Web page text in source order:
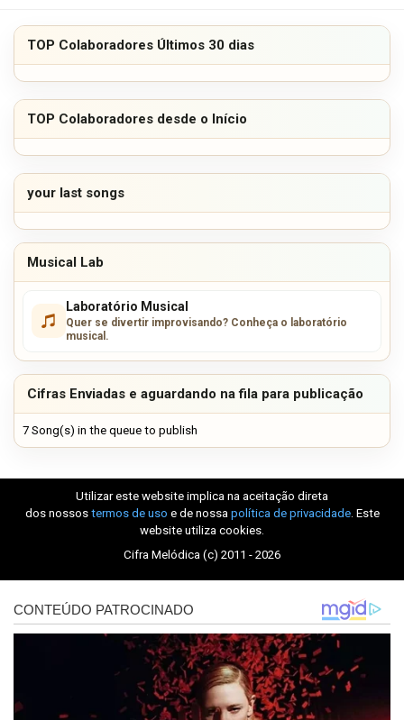
TOP Colaboradores Últimos 30 dias
TOP Colaboradores desde o Início
your last songs
Musical Lab
Laboratório Musical
Quer se divertir improvisando? Conheça o laboratório
musical.
Cifras Enviadas e aguardando na fila para publicação
7 Song(s) in the queue to publish
Utilizar este website implica na aceitação direta
dos nossos termos de uso e de nossa política de privacidade. Este
website utiliza cookies.
Cifra Melódica (c) 2011 - 2026